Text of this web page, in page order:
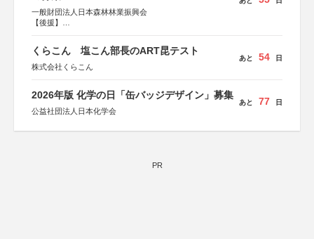
一般財団法人日本森林林業振興会
【後援】
くらこん 塩こん部長のART昆テスト
株式会社くらこん
あと 54 日
2026年版 化学の日「缶バッジデザイン」募集
公益社団法人日本化学会
あと 77 日
PR